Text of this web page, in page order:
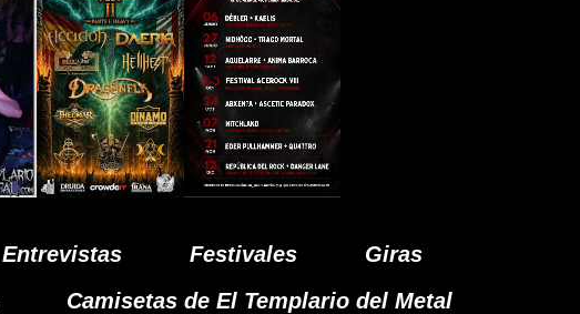
Entrevistas Festivales
Giras
Camisetas de El Templario del Metal